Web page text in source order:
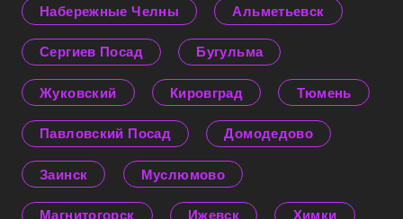
Набережные Челны Альметьевск
Сергиев Посад Бугульма
Жуковский Кировград Тюмень
Павловский Посад Домодедово
Заинск Муслюмово
Магнитогорск Ижевск Химки